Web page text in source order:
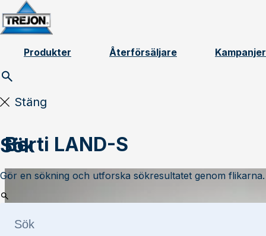
Skip to content
Produkter Återförsäljare Kampanjer
Stäng
Sök
Gör en sökning och utforska sökresultatet genom flikarna.
Berti LAND-S